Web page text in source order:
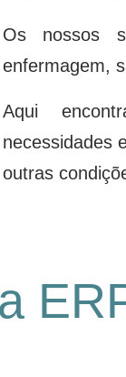
Os nossos
enfermagem,
Aqui
necessidades
outras